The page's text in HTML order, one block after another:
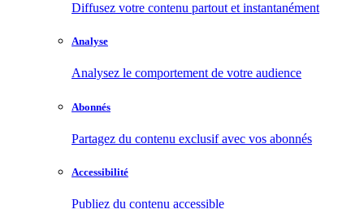
Diffusez votre contenu partout et instantanément
Analyse
Analysez le comportement de votre audience
Abonnés
Partagez du contenu exclusif avec vos abonnés
Accessibilité
Publiez du contenu accessible